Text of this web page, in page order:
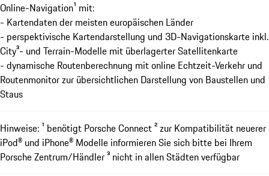
Online-Navigation¹ mit:
- Kartendaten der meisten europäischen Länder
- perspektivische Kartendarstellung und 3D-Navigationskarte inkl.
City³- und Terrain-Modelle mit überlagerter Satellitenkarte
- dynamische Routenberechnung mit online Echtzeit-Verkehr und
Routenmonitor zur übersichtlichen Darstellung von Baustellen und
Staus
Hinweise: ¹ benötigt Porsche Connect ² zur Kompatibilität neuerer
iPod® und iPhone® Modelle informieren Sie sich bitte bei Ihrem
Porsche Zentrum/Händler ³ nicht in allen Städten verfügbar